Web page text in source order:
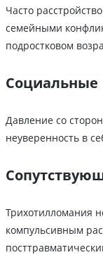
Часто
семейными
подростковом
Социальные
Давление со
неуверенность в
Трихотилломания
компульсивным